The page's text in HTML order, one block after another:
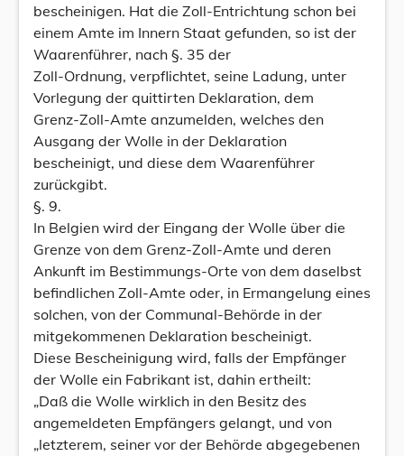
bescheinigen. Hat die Zoll-Entrichtung schon bei
einem Amte im Innern Staat gefunden, so ist der
Waarenführer, nach §. 35 der
Zoll-Ordnung, verpflichtet, seine Ladung, unter
Vorlegung der quittirten Deklaration, dem
Grenz-Zoll-Amte anzumelden, welches den
Ausgang der Wolle in der Deklaration
bescheinigt, und diese dem Waarenführer
zurückgibt.
§. 9.
In Belgien wird der Eingang der Wolle über die
Grenze von dem Grenz-Zoll-Amte und deren
Ankunft im Bestimmungs-Orte von dem daselbst
befindlichen Zoll-Amte oder, in Ermangelung eines
solchen, von der Communal-Behörde in der
mitgekommenen Deklaration bescheinigt.
Diese Bescheinigung wird, falls der Empfänger
der Wolle ein Fabrikant ist, dahin ertheilt:
„Daß die Wolle wirklich in den Besitz des
angemeldeten Empfängers gelangt, und von
„letzterem, seiner vor der Behörde abgegebenen